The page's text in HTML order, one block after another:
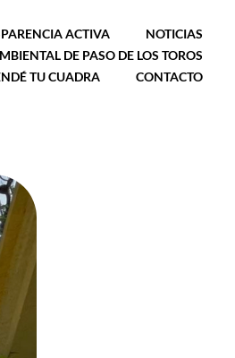
ACTIVA
NOTICIAS
DE PASO DE LOS TOROS
TU CUADRA
CONTACTO